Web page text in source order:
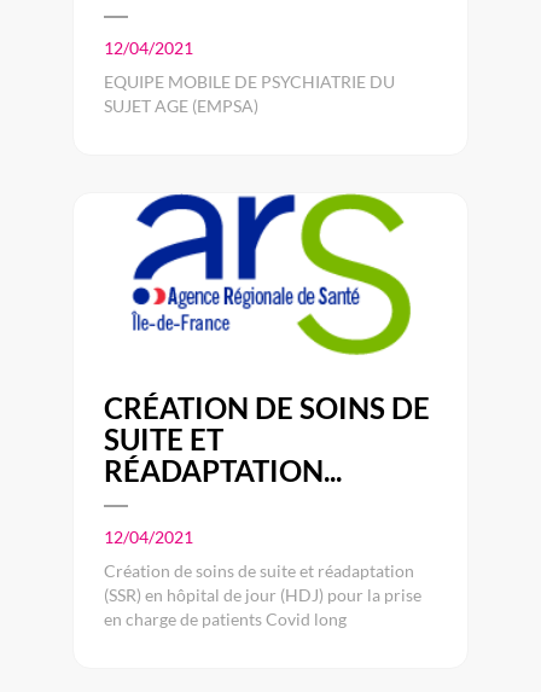
12/04/2021
EQUIPE MOBILE DE PSYCHIATRIE DU
SUJET AGE (EMPSA)
CRÉATION DE SOINS DE
SUITE ET
RÉADAPTATION...
12/04/2021
Création de soins de suite et réadaptation
(SSR) en hôpital de jour (HDJ) pour la prise
en charge de patients Covid long